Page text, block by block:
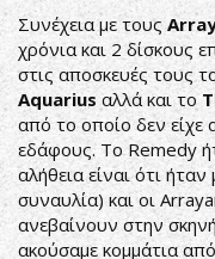
Συνέχεια με τους
χρόνια και 2 δίσκους
στις αποσκευές τους
Aquarius αλλά και το
από το οποίο δεν είχε
εδάφους. Το Remedy
αλήθεια είναι ότι
συναυλία) και οι
ανεβαίνουν στην
ακούσαμε κομμάτια